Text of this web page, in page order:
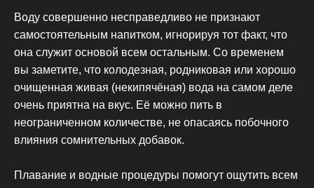
Воду совершенно несправедливо не признают
самостоятельным напитком, игнорируя тот факт, что
она служит основой всем остальным. Со временем
вы заметите, что колодезная, родниковая или хорошо
очищенная живая (некипячёная) вода на самом деле
очень приятна на вкус. Её можно пить в
неограниченном количестве, не опасаясь побочного
влияния сомнительных добавок.
Плавание и водные процедуры помогут ощутить всем